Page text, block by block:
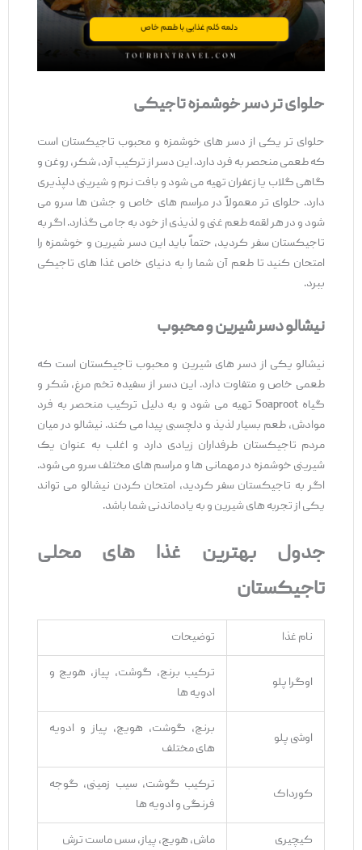
حلوای تر دسر خوشمزه تاجیکی
حلوای تر یکی از دسر های خوشمزه و محبوب تاجیکستان است
که طعمی منحصر به فرد دارد. این دسر از ترکیب آرد، شکر، روغن و
گاهی گلاب یا زعفران تهیه می ‌شود و بافت نرم و شیرینی دلپذیری
دارد. حلوای تر معمولاً در مراسم ‌های خاص و جشن ‌ها سرو می
‌شود و در هر لقمه طعم غنی و لذیذی از خود به جا می‌ گذارد. اگر به
تاجیکستان سفر کردید، حتماً باید این دسر شیرین و خوشمزه را
امتحان کنید تا طعم آن شما را به دنیای خاص غذا های تاجیکی
ببرد.
نیشالو دسر شیرین و محبوب
نیشالو یکی از دسر های شیرین و محبوب تاجیکستان است که
طعمی خاص و متفاوت دارد. این دسر از سفیده تخم‌ مرغ، شکر و
گیاه Soaproot تهیه می ‌شود و به دلیل ترکیب منحصر به فرد
موادش، طعم بسیار لذیذ و دلچسبی پیدا می‌ کند. نیشالو در میان
مردم تاجیکستان طرفداران زیادی دارد و اغلب به عنوان یک
شیرینی خوشمزه در مهمانی ‌ها و مراسم ‌های مختلف سرو می ‌شود.
اگر به تاجیکستان سفر کردید، امتحان کردن نیشالو می ‌تواند
یکی از تجربه‌ های شیرین و به ‌یادماندنی شما باشد.
جدول بهترین غذا های محلی
تاجیکستان
نام غذا توضیحات
اوگرا پلو
ترکیب برنج، گوشت، پیاز، هویج و
ادویه ‌ها
اوشی پلو
برنج، گوشت، هویج، پیاز و ادویه‌
های مختلف
کورداک
ترکیب گوشت، سیب ‌زمینی، گوجه
فرنگی و ادویه ‌ها
کیچیری ماش، هویج، پیاز، سس ماست ترش